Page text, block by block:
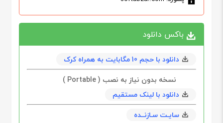
باکس دانلود
دانلود با حجم 10 مگابایت به همراه کرک
نسخه بدون نیاز به نصب ( Portable )
دانلود با لینک مستقیم
سایـت سـازنــده